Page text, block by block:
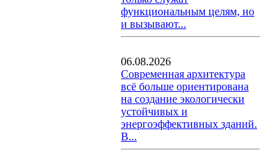
функциональным целям, но
и вызывают...
06.08.2026
Современная архитектура
всё больше ориентирована
на создание экологически
устойчивых и
энергоэффективных зданий.
В...